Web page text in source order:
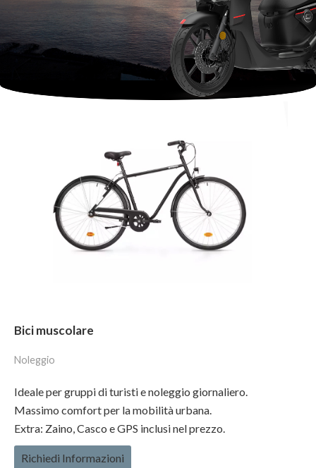
Bici muscolare
Noleggio
Ideale per gruppi di turisti e noleggio giornaliero.
Massimo comfort per la mobilità urbana.
Extra: Zaino, Casco e GPS inclusi nel prezzo.
Richiedi Informazioni